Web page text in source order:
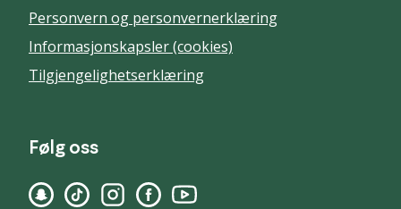
Personvern og personvernerklæring
Informasjonskapsler (cookies)
Tilgjengelighetserklæring
Følg oss